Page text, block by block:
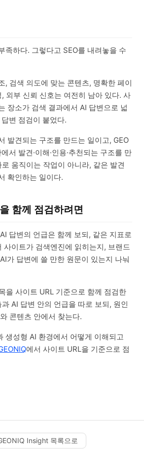
족하다. 그렇다고 SEO를 내려놓을 수
, 검색 의도에 맞는 콘텐츠, 명확한 페이
외부 신뢰 신호는 여전히 남아 있다. 사
장소가 검색 결과에서 AI 답변으로 넓
변 점검이 붙었다.
발견되는 구조를 만드는 일이고, GEO
서 발견·이해·인용·추천되는 구조를 만
움직이는 작업이 아니라, 같은 발견
확인하는 일이다.
함께 점검하려면
답변의 언급은 함께 보되, 같은 지표로
사이트가 검색엔진에 읽히는지, 브랜드
가 답변에 쓸 만한 원문이 있는지 나눠
을 사이트 URL 기준으로 함께 점검한
AI 답변 안의 언급을 따로 보되, 원인
콘텐츠 안에서 찾는다.
생성형 AI 환경에서 어떻게 이해되고
에서 사이트 URL을 기준으로 점
Insight 목록으로